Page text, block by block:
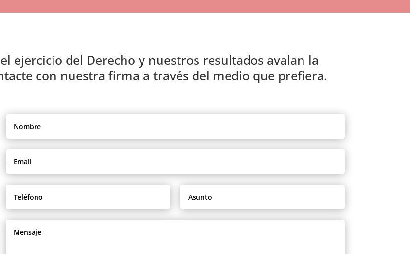
ejercicio del Derecho y nuestros resultados avalan la
con nuestra firma a través del medio que prefiera.